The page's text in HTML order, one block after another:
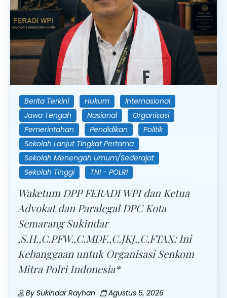
Berita Terkini Hukum
Internasional
Jawa Tengah
Nasional
Organisasi
Pemerintahan
Pendidikan
Politik
Sekolah Lanjut Tingkat Pertama
Sekolah Menengah Umum/Sederajat
Sekolah Tinggi
TNI - POLRI
Waketum DPP FERADI WPI dan Ketua
Advokat dan Paralegal DPC Kota
Semarang Sukindar
,S.H.,C.PFW.,C.MDF.,C.JKJ.,C.FTAX: Ini
Kebanggaan untuk Organisasi Senkom
Mitra Polri Indonesia*
BySukindar Rayhan Agustus 5, 2026